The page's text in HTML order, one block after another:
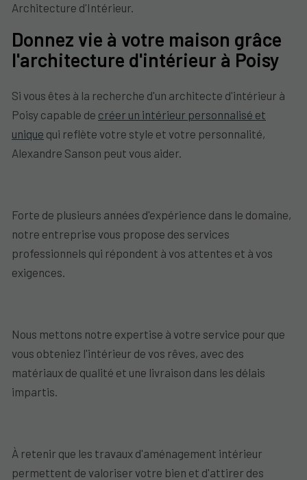
Architecture d'Intérieur.
Donnez vie à votre maison grâce
l'architecture d'intérieur à Poisy
Si vous êtes à la recherche d'un architecte d'intérieur à
Poisy capable de créer un intérieur personnalisé et
unique qui reflète votre style et votre personnalité,
Alexandre Sanson peut vous aider.
Forte de plusieurs années d'expérience dans le domaine,
notre entreprise vous propose des services
professionnels qui répondent à vos attentes et à vos
exigences.
Nous mettons notre expertise à votre service pour que
vous obteniez l'intérieur de vos rêves, avec des
matériaux de qualité et une livraison dans les délais
impartis.
À retenir que les travaux d'aménagement intérieur
permettent de valoriser votre bien et d'attirer des